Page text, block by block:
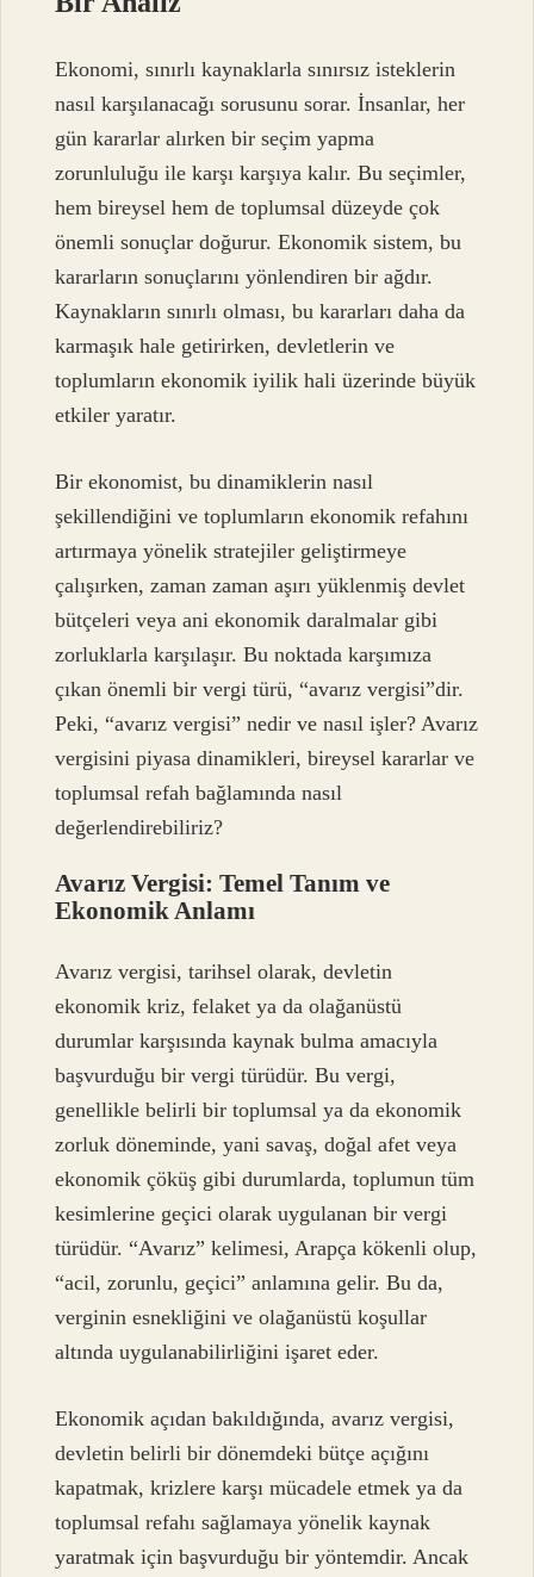
Ekonomi, sınırlı kaynaklarla sınırsız isteklerin
nasıl karşılanacağı sorusunu sorar. İnsanlar, her
gün kararlar alırken bir seçim yapma
zorunluluğu ile karşı karşıya kalır. Bu seçimler,
hem bireysel hem de toplumsal düzeyde çok
önemli sonuçlar doğurur. Ekonomik sistem, bu
kararların sonuçlarını yönlendiren bir ağdır.
Kaynakların sınırlı olması, bu kararları daha da
karmaşık hale getirirken, devletlerin ve
toplumların ekonomik iyilik hali üzerinde büyük
etkiler yaratır.
Bir ekonomist, bu dinamiklerin nasıl
şekillendiğini ve toplumların ekonomik refahını
artırmaya yönelik stratejiler geliştirmeye
çalışırken, zaman zaman aşırı yüklenmiş devlet
bütçeleri veya ani ekonomik daralmalar gibi
zorluklarla karşılaşır. Bu noktada karşımıza
çıkan önemli bir vergi türü, “avarız vergisi”dir.
Peki, “avarız vergisi” nedir ve nasıl işler? Avarız
vergisini piyasa dinamikleri, bireysel kararlar ve
toplumsal refah bağlamında nasıl
değerlendirebiliriz?
Avarız Vergisi: Temel Tanım ve
Ekonomik Anlamı
Avarız vergisi, tarihsel olarak, devletin
ekonomik kriz, felaket ya da olağanüstü
durumlar karşısında kaynak bulma amacıyla
başvurduğu bir vergi türüdür. Bu vergi,
genellikle belirli bir toplumsal ya da ekonomik
zorluk döneminde, yani savaş, doğal afet veya
ekonomik çöküş gibi durumlarda, toplumun tüm
kesimlerine geçici olarak uygulanan bir vergi
türüdür. “Avarız” kelimesi, Arapça kökenli olup,
“acil, zorunlu, geçici” anlamına gelir. Bu da,
verginin esnekliğini ve olağanüstü koşullar
altında uygulanabilirliğini işaret eder.
Ekonomik açıdan bakıldığında, avarız vergisi,
devletin belirli bir dönemdeki bütçe açığını
kapatmak, krizlere karşı mücadele etmek ya da
toplumsal refahı sağlamaya yönelik kaynak
yaratmak için başvurduğu bir yöntemdir. Ancak